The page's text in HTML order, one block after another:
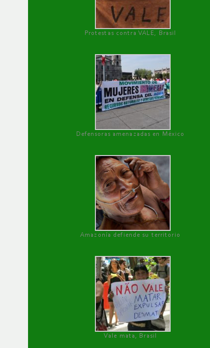
Protestas contra VALE, Brasil
Defensoras amenazadas en México
Amazonía defiende su territorio
Vale mata, Brasil